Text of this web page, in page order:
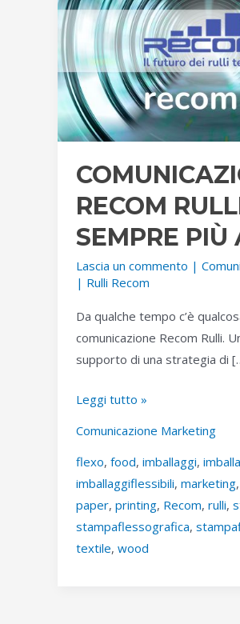
RECOM
SEMPRE PIÙ
Lascia un commento |
| Rulli Recom
Da qualche tempo c’è
comunicazione Recom Rulli.
supporto di una strategia di
COMUNICAZIONE
SEMPRE
PIÙ
AVANTI
Leggi tutto »
Comunicazione Marketing
flexo, food, imballaggi,
imballaggiflessibili, marketing,
paper, printing, Recom, rulli,
stampaflessografica,
textile, wood